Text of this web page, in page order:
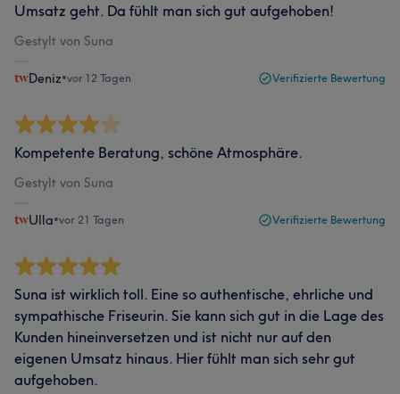
Umsatz geht. Da fühlt man sich gut aufgehoben!
Gestylt von Suna
Deniz•vor 12 Tagen Verifizierte Bewertung
Kompetente Beratung, schöne Atmosphäre.
Gestylt von Suna
Ulla•vor 21 Tagen Verifizierte Bewertung
Suna ist wirklich toll. Eine so authentische, ehrliche und
sympathische Friseurin. Sie kann sich gut in die Lage des
Kunden hineinversetzen und ist nicht nur auf den
eigenen Umsatz hinaus. Hier fühlt man sich sehr gut
aufgehoben.